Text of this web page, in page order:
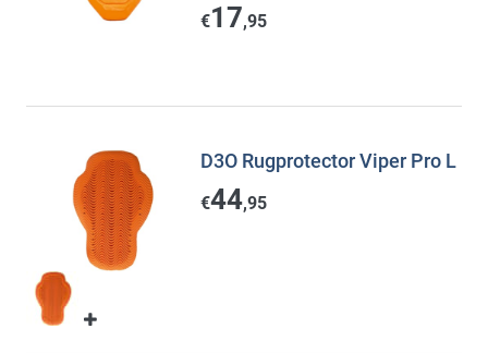
€17,95
D3O Rugprotector Viper Pro L
€44,95